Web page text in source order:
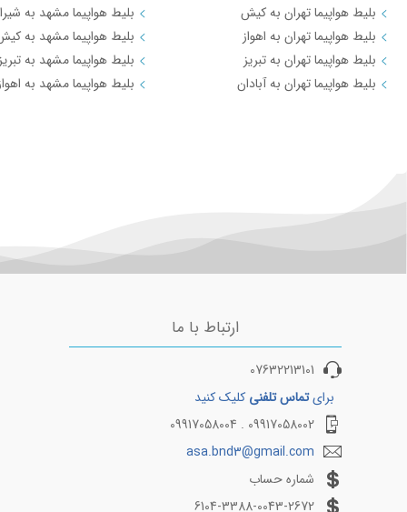
باتومی
اسلام آباد
اربیل(عراق)
گرگان
کرمانشاه
بلیط هواپیما تهران به کیش
بلیط هواپیما تهران به اهواز
بلیط هواپیما تهران به تبریز
بلیط هواپیما تهران به آبادان
بلیط هواپیما مشهد به
بلیط هواپیما مشهد به
بلیط هواپیما مشهد به تبریز
بلیط هواپیما مشهد به
ارتباط با ما
07632213101
برایتماس تلفنی کلیک کنید
09917058002 . 09917058004
asa.bnd3@gmail.com
شماره حساب
6104-3388-0043-2672